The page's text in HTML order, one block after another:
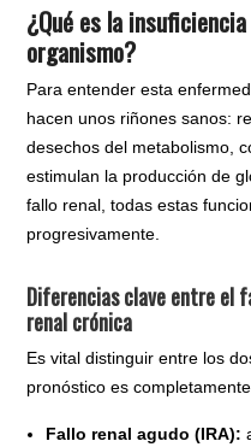
¿Qué es la
organismo?
Para entender esta
hacen unos riñones sanos:
desechos del metabolismo,
estimulan la producción de
fallo renal, todas estas
progresivamente.
Diferencias clave entre el
renal crónica
Es vital distinguir entre los
pronóstico es
Fallo renal agudo (IRA):